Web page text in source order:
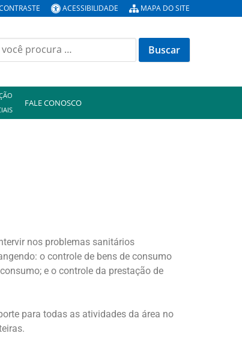
ACESSIBILIDADE MAPA DO SITE
FALE CONOSCO
nos problemas sanitários
o controle de bens de consumo
e o controle da prestação de
para todas as atividades da área no